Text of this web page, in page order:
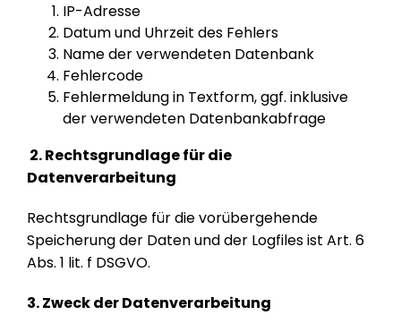
IP-Adresse
Datum und Uhrzeit des Fehlers
Name der verwendeten Datenbank
Fehlercode
Fehlermeldung in Textform, ggf. inklusive
der verwendeten Datenbankabfrage
2. Rechtsgrundlage für die
Datenverarbeitung
Rechtsgrundlage für die vorübergehende
Speicherung der Daten und der Logfiles ist Art. 6
Abs. 1 lit. f DSGVO.
3. Zweck der Datenverarbeitung